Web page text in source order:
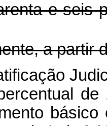
e seis
a partir